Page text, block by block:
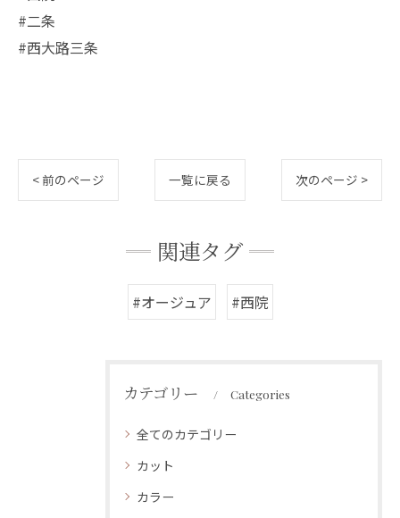
#二条
#西大路三条
< 前のページ 一覧に戻る 次のページ >
関連タグ
#オージュア #西院
カテゴリー Categories
全てのカテゴリー
カット
カラー